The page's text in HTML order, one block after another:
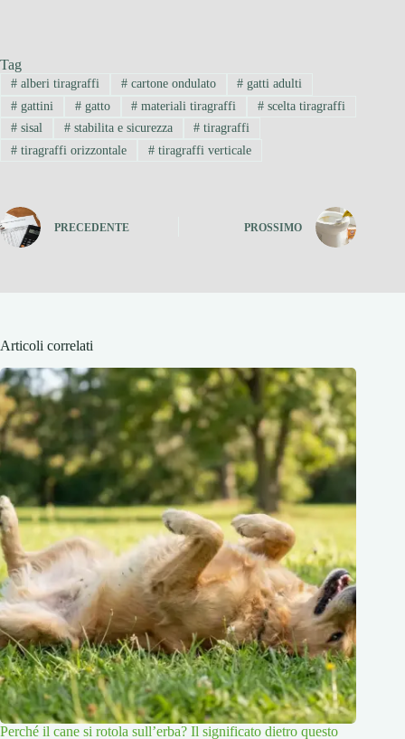
Tag
#alberi tiragraffi #cartone ondulato # gatti adulti
#gattini #gatto # materiali tiragraffi # scelta tiragraffi
#sisal #stabilita e sicurezza # tiragraffi
#tiragraffi orizzontale #tiragraffi verticale
PRECEDENTE PROSSIMO
Articoli correlati
Perché il cane si rotola sull’erba? Il significato dietro questo